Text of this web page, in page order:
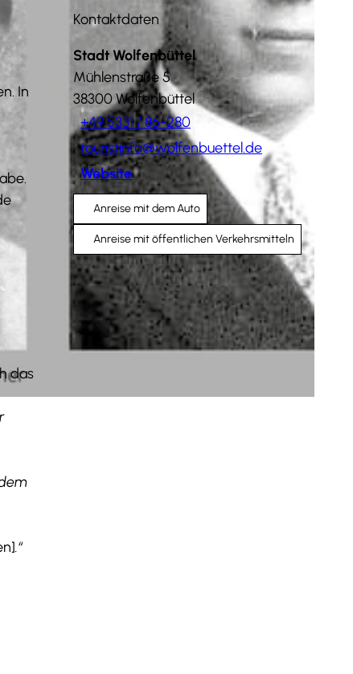
In
das
.“
Kontaktdaten
Stadt Wolfenbüttel
Mühlenstraße 5
38300Wolfenbüttel
+49 5331 / 86-280
touristinfo@wolfenbuettel.de
Website
Anreise mit dem Auto
Anreise mit öffentlichen Verkehrsmitteln